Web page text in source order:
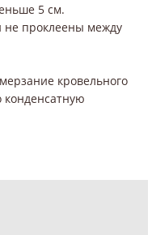
5 см.
не проклеены между
кровельного
конденсатную